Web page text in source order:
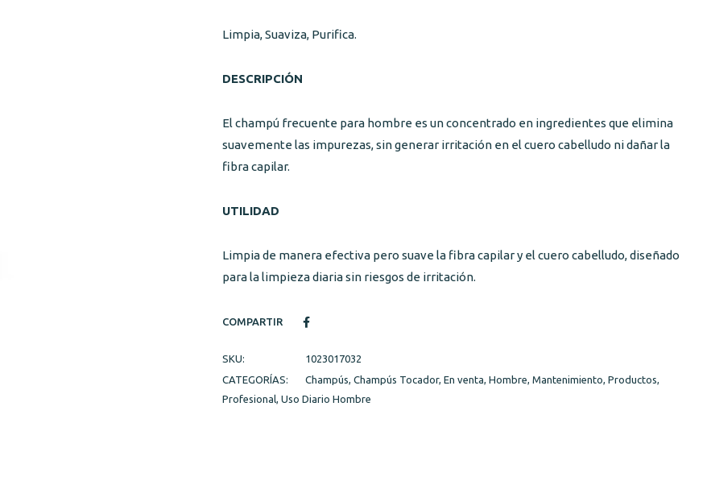
Limpia, Suaviza, Purifica.
DESCRIPCIÓN
El champú frecuente para hombre es un concentrado en ingredientes que elimina
suavemente las impurezas, sin generar irritación en el cuero cabelludo ni dañar la
fibra capilar.
UTILIDAD
Limpia de manera efectiva pero suave la fibra capilar y el cuero cabelludo, diseñado
para la limpieza diaria sin riesgos de irritación.
COMPARTIR
SKU:
1023017032
CATEGORÍAS:
Champús, Champús Tocador, En venta, Hombre, Mantenimiento, Productos,
Profesional, Uso Diario Hombre